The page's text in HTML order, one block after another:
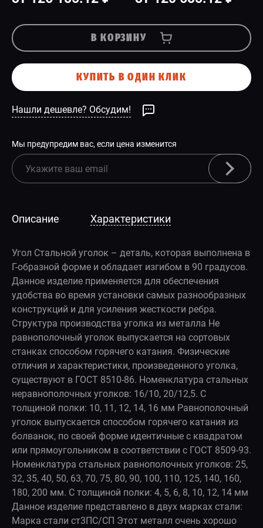
В КОРЗИНУ
КУПИТЬ В ОДИН КЛИК
Нашли дешевле? Обсудим!
Мы предупредим вас, если цена изменится
Описание Характеристики
Угол Стальной уголок – деталь, которая выполнена в
Г-образной форме и обладает изгибом в 90 градусов.
Данное изделие применяется для обеспечения
удобства во время установки самых разнообразных
конструкций и для усиления жесткости ребра.
Структура производства уголка из металла Не
равнополочный уголок выпускается на сортовых
станках способом горячего катания. Физические
отличия и характеристики, произведенного уголка,
существуют в ГОСТ 8510-86. Номенклатура стальных
неравнополочных уголков: 16/10, 20/12,5. С
толщиной полки: 10, 11, 12, 14, 16 мм Равнополочный
уголок выпускается способом горячего катания из
болванок, по своей форме идентичные с квадратом
или прямоугольником в соответствии с ГОСТ 8509-93.
Номенклатура стальных равнополочных уголков: 25,
32, 35, 40, 50, 63, 70, 75, 80, 90, 100, 110, 125, 140, 160,
180, 200 мм. С толщиной полки: 4, 5, 6, 8, 10, 12, 14 мм
Данное изделие представлено в двух марках стали:
Марка стали ст3ПС/СП Этот металл очень хорошо